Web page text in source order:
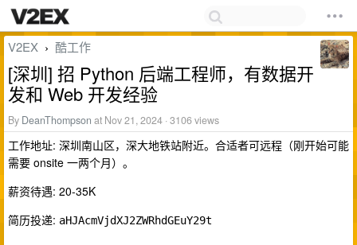
V2EX › 酷工作
[深圳] 招 Python 后端工程师，有数据开
发和 Web 开发经验
By DeanThompson at Nov 21, 2024 · 3106 views
工作地址: 深圳南山区，深大地铁站附近。合适者可远程（刚开始可能
需要 onsite 一两个月）。
薪资待遇: 20-35K
简历投递: aHJAcmVjdXJ2ZWRhdGEuY29t